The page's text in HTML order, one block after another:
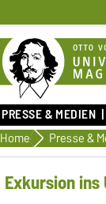
PRESSE & MEDIEN
Home Presse &
Exkursion